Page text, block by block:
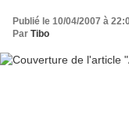
Publié le 10/04/2007 à
Par Tibo